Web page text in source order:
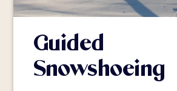
Guided
Snowshoeing